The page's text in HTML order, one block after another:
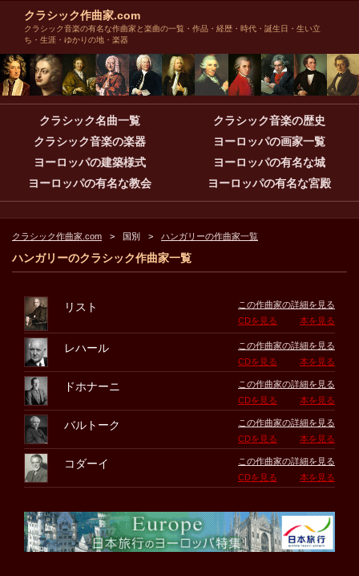
クラシック作曲家.com
クラシック音楽の有名な作曲家と楽曲の一覧・作品・経歴・時代・誕生日・生い立
ち・生涯・ゆかりの地・楽器
クラシック名曲一覧
クラシック音楽の歴史
クラシック音楽の楽器
ヨーロッパの画家一覧
ヨーロッパの建築様式
ヨーロッパの有名な城
ヨーロッパの有名な教会
ヨーロッパの有名な宮殿
クラシック作曲家.com 国別 ハンガリーの作曲家一覧
ハンガリーのクラシック作曲家一覧
リスト
この作曲家の詳細を見る
CDを見る
本を見る
レハール
この作曲家の詳細を見る
CDを見る
本を見る
ドホナーニ
この作曲家の詳細を見る
CDを見る
本を見る
バルトーク
この作曲家の詳細を見る
CDを見る
本を見る
コダーイ
この作曲家の詳細を見る
CDを見る
本を見る